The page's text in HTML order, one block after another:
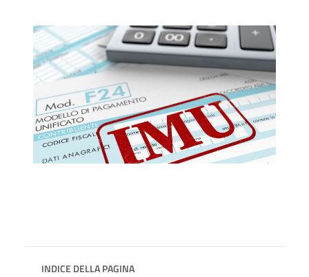
INDICE DELLA PAGINA